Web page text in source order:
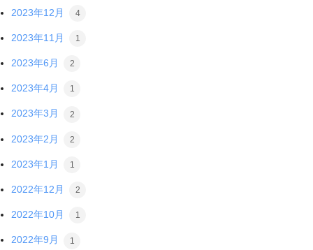
2023年12月 4
2023年11月 1
2023年6月 2
2023年4月 1
2023年3月 2
2023年2月 2
2023年1月 1
2022年12月 2
2022年10月 1
2022年9月 1